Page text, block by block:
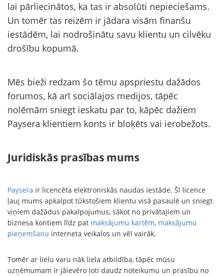
lai pārliecinātos, ka tas ir absolūti nepieciešams.
Un tomēr tas reizēm ir jādara visām finanšu
iestādēm, lai nodrošinātu savu klientu un cilvēku
drošību kopumā.
Mēs bieži redzam šo tēmu apspriestu dažādos
forumos, kā arī sociālajos medijos, tāpēc
nolēmām sniegt ieskatu par to, kāpēc dažiem
Paysera klientiem konts ir bloķēts vai ierobežots.
Juridiskās prasības mums
Paysera ir licencēta elektroniskās naudas iestāde. Šī licence
ļauj mums apkalpot tūkstošiem klientu visā pasaulē un sniegt
viņiem dažādus pakalpojumus, sākot no privātajiem un
biznesa kontiem līdz pat maksājumu kartēm, maksājumu
pieņemšanu interneta veikalos un vēl vairāk.
Tomēr ar lielu varu nāk liela atbildība, tāpēc mūsu
uzņēmumam ir jāievēro ļoti daudz noteikumu un prasību no